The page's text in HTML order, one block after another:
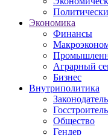
Экономика
Финансы
Аграрный
Бизнес
Внутриполитика
Общество
Гендер